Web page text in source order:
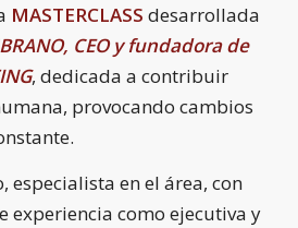
MASTERCLASS desarrollada
CEO y fundadora de
, dedicada a contribuir
provocando cambios
especialista en el área, con
experiencia como ejecutiva y